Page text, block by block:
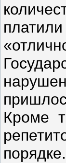
Кроме
порядке.